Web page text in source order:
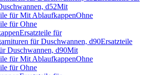
d52Mit
für Mit AblaufkappenOhne
für Ohne
Ersatzteile für
für Duschwannen, d90Ersatzteile
Duschwannen, d90Mit
für Mit AblaufkappenOhne
für Ohne